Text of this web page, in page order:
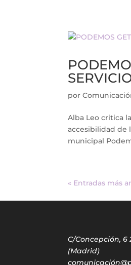
por
Alba Leo critica
accesibilidad de
municipal
« Entradas más
C/Concepción, 6
(Madrid)